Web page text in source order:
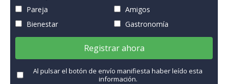
Pareja
Amigos
Bienestar
Gastronomía
Registrar ahora
Al pulsar el botón de envío manifiesta haber leído esta
información.